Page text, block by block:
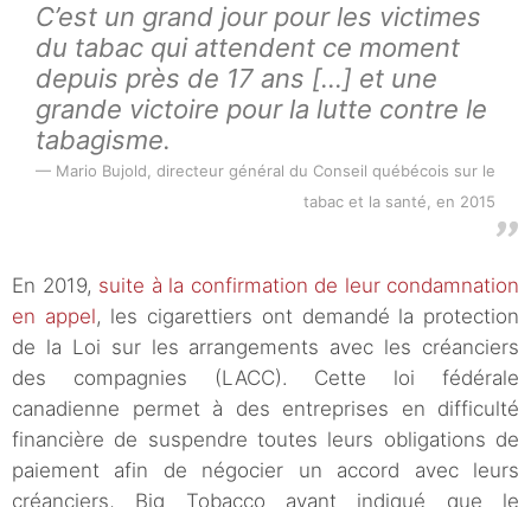
C’est un grand jour pour les victimes
du tabac qui attendent ce moment
depuis près de 17 ans […] et une
grande victoire pour la lutte contre le
tabagisme.
Mario Bujold, directeur général du Conseil québécois sur le
tabac et la santé, en 2015
En 2019, suite à la confirmation de leur condamnation
en appel, les cigarettiers ont demandé la protection
de la Loi sur les arrangements avec les créanciers
des compagnies (LACC). Cette loi fédérale
canadienne permet à des entreprises en difficulté
financière de suspendre toutes leurs obligations de
paiement afin de négocier un accord avec leurs
créanciers, Big Tobacco ayant indiqué que le